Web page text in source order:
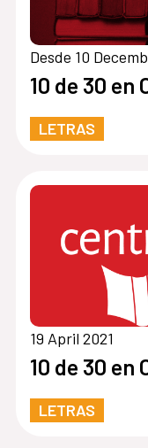
Desde 10
10 de 30 en
LETRAS
19 April 2021
10 de 30 en
LETRAS